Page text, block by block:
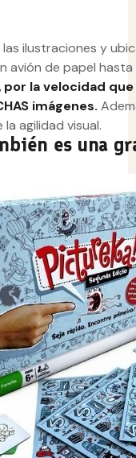
ilustraciones y
avión de papel
por la velocidad
imágenes.
agilidad visual.
es una